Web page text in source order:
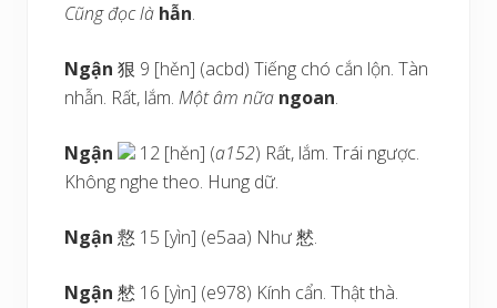
Cũng đọc là hẫn.
Ngận狠 9 [hěn] (acbd) Tiếng chó cắn lộn. Tàn
nhẫn. Rất, lắm.Một âm nữa ngoan.
Ngận 12 [hěn] (a152) Rất, lắm. Trái ngược.
Không nghe theo. Hung dữ.
Ngận慦 15 [yìn] (e5aa) Như 憖.
Ngận 憖 16 [yìn] (e978) Kính cẩn. Thật thà.